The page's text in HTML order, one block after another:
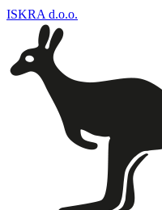
ISKRA d.o.o.